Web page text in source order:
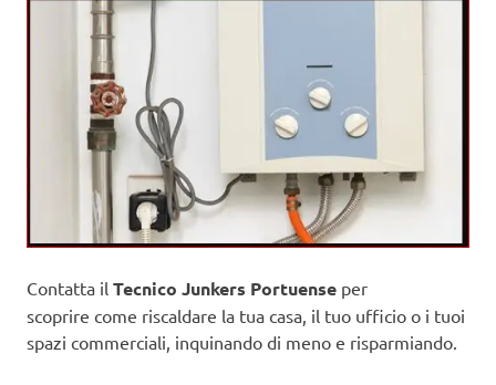
Contatta il Tecnico Junkers Portuense per
scoprire come riscaldare la tua casa, il tuo ufficio o i tuoi
spazi commerciali, inquinando di meno e risparmiando.